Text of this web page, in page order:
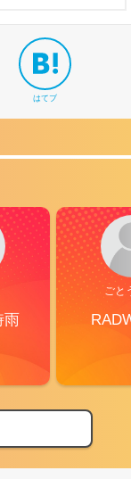
はてブ
雨
ごと